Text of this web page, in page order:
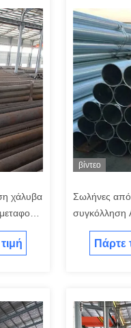
χάλυβα
βίντεο
Σωλήνες
συγκόλληση
έλασμαΠάρτε